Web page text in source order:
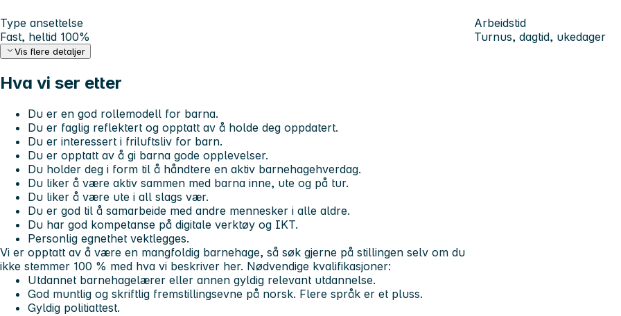
Type ansettelse
Fast, heltid 100%
Arbeidstid
Turnus, dagtid, ukedager
Vis flere detaljer
Hva vi ser etter
Du er en god rollemodell for barna.
Du er faglig reflektert og opptatt av å holde deg oppdatert.
Du er interessert i friluftsliv for barn.
Du er opptatt av å gi barna gode opplevelser.
Du holder deg i form til å håndtere en aktiv barnehagehverdag.
Du liker å være aktiv sammen med barna inne, ute og på tur.
Du liker å være ute i all slags vær.
Du er god til å samarbeide med andre mennesker i alle aldre.
Du har god kompetanse på digitale verktøy og IKT.
Personlig egnethet vektlegges.
Vi er opptatt av å være en mangfoldig barnehage, så søk gjerne på stillingen selv om du
ikke stemmer 100 % med hva vi beskriver her. Nødvendige kvalifikasjoner:
Utdannet barnehagelærer eller annen gyldig relevant utdannelse.
God muntlig og skriftlig fremstillingsevne på norsk. Flere språk er et pluss.
Gyldig politiattest.